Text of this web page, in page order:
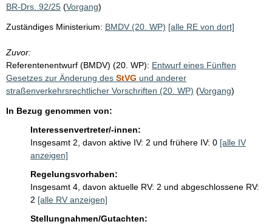
BR-Drs. 92/25 (Vorgang)
Zuständiges Ministerium: BMDV (20. WP) [alle RE von dort]
Zuvor:
Referentenentwurf (BMDV) (20. WP): Entwurf eines Fünften
Gesetzes zur Änderung des StVG und anderer
straßenverkehrsrechtlicher Vorschriften (20. WP) (Vorgang)
In Bezug genommen von:
Interessenvertreter/-innen:
Insgesamt 2, davon aktive IV: 2 und frühere IV: 0 [alle IV
anzeigen]
Regelungsvorhaben:
Insgesamt 4, davon aktuelle RV: 2 und abgeschlossene RV:
2 [alle RV anzeigen]
Stellungnahmen/Gutachten: